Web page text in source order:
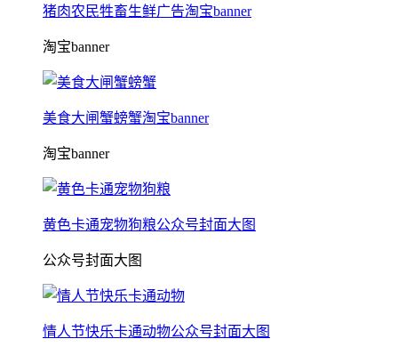
猪肉农民牲畜生鲜广告淘宝banner
淘宝banner
美食大闸蟹螃蟹淘宝banner
淘宝banner
黄色卡通宠物狗粮公众号封面大图
公众号封面大图
情人节快乐卡通动物公众号封面大图